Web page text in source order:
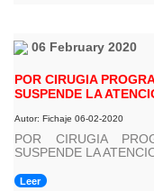
06 February 2020
POR CIRUGIA
SUSPENDE LA
Autor: Fichaje 06-02-2020
POR CIRUGIA
SUSPENDE LA
Leer